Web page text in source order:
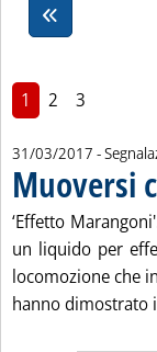
1 2 3
31/03/2017 -
Muoversi
‘Effetto
un liquido per
locomozione che
hanno dimostrato